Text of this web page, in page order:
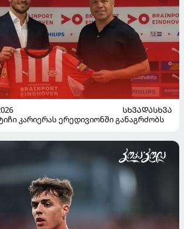
ᲡᲮᲕᲐᲓᲐᲡᲮᲕᲐ
კარიერას ერედივიონში განაგრძობს